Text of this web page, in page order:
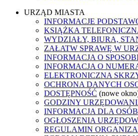
URZĄD MIASTA
INFORMACJE
KSIĄŻKA
WYDZIAŁY, BIURA,
ZAŁATW SPRAWĘ W
INFORMACJA O
INFORMACJA O
ELEKTRONICZNA
OCHRONA DANYCH
DOSTĘPNOŚĆ (nowe
GODZINY
INFORMACJA DLA
OGŁOSZENIA
REGULAMIN